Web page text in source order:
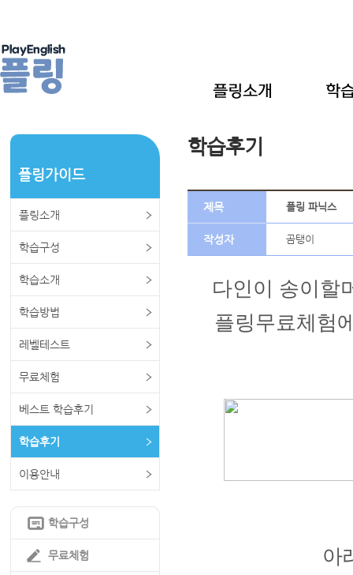
플링가이드
플링소개
학습구성
학습소개
학습방법
레벨테스트
무료체험
베스트 학습후기
학습후기
이용안내
학습구성
무료체험
학습후기
제목 플링 파닉스
작성자 곰탱이
다인이 송이할
플링무료체험
아